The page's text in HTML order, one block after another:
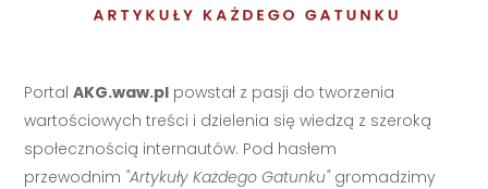
PortalAKG.waw.pl powstał z pasji do tworzenia
wartościowych treści i dzielenia się wiedzą z szeroką
społecznością internautów. Pod hasłem
przewodnim "Artykuły Każdego Gatunku"gromadzimy